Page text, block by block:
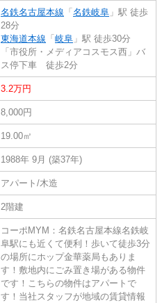
名鉄名古屋本線 「 名鉄岐阜 」駅 徒歩
28分
東海道本線 「 岐阜 」駅 徒歩30分
「市役所・メディアコスモス西」バ
ス停下車 徒歩2分
3.2万円
8,000円
19.00㎡
1988年 9月 (築37年)
アパート/木造
2階建
コーポMYM：名鉄名古屋本線名鉄岐
阜駅にも近くて便利！歩いて徒歩3分
の場所にホップ金華薬局もありま
す！敷地内にごみ置き場がある物件
です！こちらの物件はアパートで
す！当社スタッフが地域の賃貸情報